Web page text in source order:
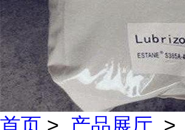
首页 > 产品展厅 >